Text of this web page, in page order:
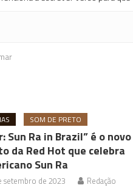
SOM DE PRETO
Sun Ra in Brazil” é o novo
da Red Hot que celebra
Sun Ra
setembro de 2023 Redação